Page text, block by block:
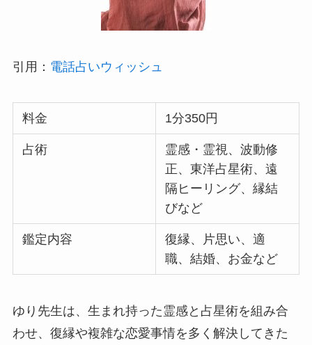
引用： 電話占いウィッシュ
料金 1分350円
占術
霊感・霊視、波動修
正、東洋占星術、遠
隔ヒーリング、縁結
びなど
鑑定内容
復縁、片思い、適
職、結婚、お金など
ゆり先生は、生まれ持った霊感と占星術を組み合
わせ、復縁や複雑な恋愛事情を多く解決してきた